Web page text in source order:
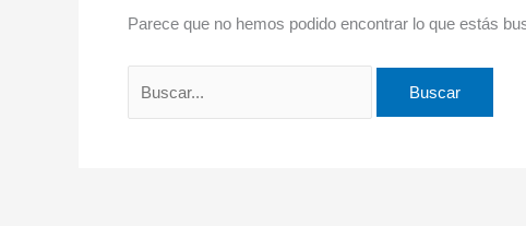
Parece que no hemos podido encontrar lo que estás